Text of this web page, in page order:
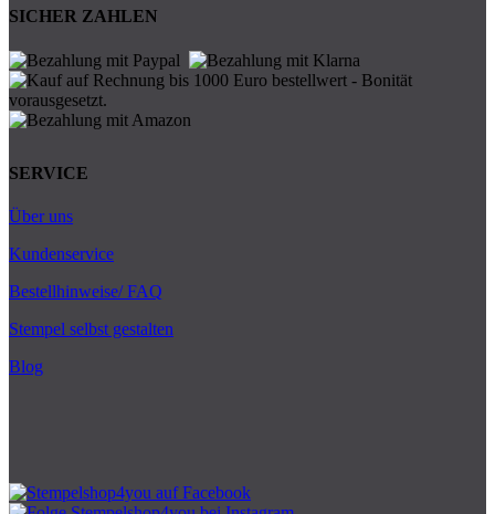
SICHER ZAHLEN
SERVICE
Über uns
Kundenservice
Bestellhinweise/ FAQ
Stempel selbst gestalten
Blog